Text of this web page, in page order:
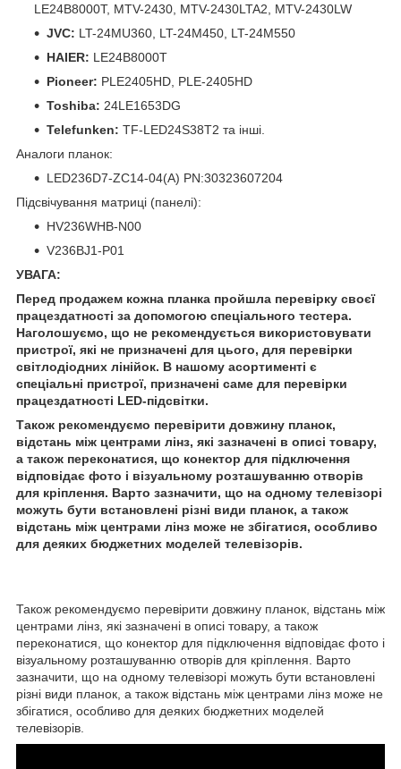
LE24B8000T, MTV-2430, MTV-2430LTA2, MTV-2430LW
JVC: LT-24MU360, LT-24M450, LT-24M550
HAIER: LE24B8000T
Pioneer: PLE2405HD, PLE-2405HD
Toshiba: 24LE1653DG
Telefunken: TF-LED24S38T2 та інші.
Аналоги планок:
LED236D7-ZC14-04(A) PN:30323607204
Підсвічування матриці (панелі):
HV236WHB-N00
V236BJ1-P01
УВАГА:
Перед продажем кожна планка пройшла перевірку своєї
працездатності за допомогою спеціального тестера.
Наголошуємо, що не рекомендується використовувати
пристрої, які не призначені для цього, для перевірки
світлодіодних лінійок. В нашому асортименті є
спеціальні пристрої, призначені саме для перевірки
працездатності LED-підсвітки.
Також рекомендуємо перевірити довжину планок,
відстань між центрами лінз, які зазначені в описі товару,
а також переконатися, що конектор для підключення
відповідає фото і візуальному розташуванню отворів
для кріплення. Варто зазначити, що на одному телевізорі
можуть бути встановлені різні види планок, а також
відстань між центрами лінз може не збігатися, особливо
для деяких бюджетних моделей телевізорів.
Також рекомендуємо перевірити довжину планок, відстань між
центрами лінз, які зазначені в описі товару, а також
переконатися, що конектор для підключення відповідає фото і
візуальному розташуванню отворів для кріплення. Варто
зазначити, що на одному телевізорі можуть бути встановлені
різні види планок, а також відстань між центрами лінз може не
збігатися, особливо для деяких бюджетних моделей
телевізорів.